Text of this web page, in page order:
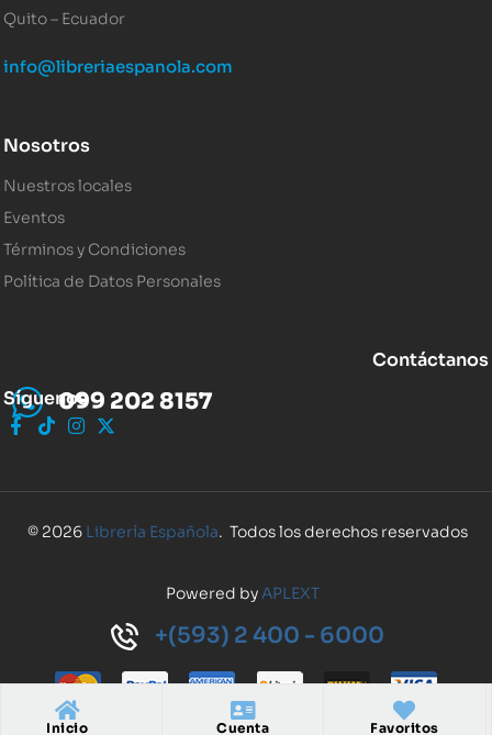
Inicio Cuenta Favoritos
Quito – Ecuador
info@libreriaespanola.com
Nosotros
Nuestros locales
Eventos
Términos y Condiciones
Política de Datos Personales
Contáctanos
099 202 8157
Síguenos
© 2026 Librería Española. Todos los derechos reservados
Powered byAPLEXT
+(593) 2 400 - 6000